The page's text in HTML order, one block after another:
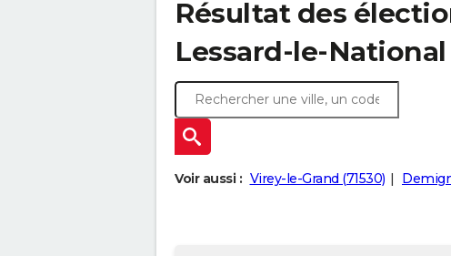
Résultat des
Lessard-le-National
Voir aussi : Virey-le-Grand (71530)